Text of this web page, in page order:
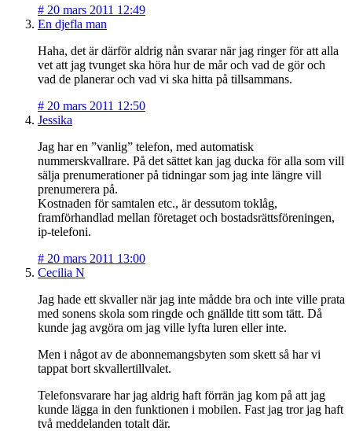
# 20 mars 2011 12:49
En djefla man
Haha, det är därför aldrig nån svarar när jag ringer för att alla
vet att jag tvunget ska höra hur de mår och vad de gör och
vad de planerar och vad vi ska hitta på tillsammans.
# 20 mars 2011 12:50
Jessika
Jag har en ”vanlig” telefon, med automatisk
nummerskvallrare. På det sättet kan jag ducka för alla som vill
sälja prenumerationer på tidningar som jag inte längre vill
prenumerera på.
Kostnaden för samtalen etc., är dessutom toklåg,
framförhandlad mellan företaget och bostadsrättsföreningen,
ip-telefoni.
# 20 mars 2011 13:00
Cecilia N
Jag hade ett skvaller när jag inte mådde bra och inte ville prata
med sonens skola som ringde och gnällde titt som tätt. Då
kunde jag avgöra om jag ville lyfta luren eller inte.
Men i något av de abonnemangsbyten som skett så har vi
tappat bort skvallertillvalet.
Telefonsvarare har jag aldrig haft förrän jag kom på att jag
kunde lägga in den funktionen i mobilen. Fast jag tror jag haft
två meddelanden totalt där.